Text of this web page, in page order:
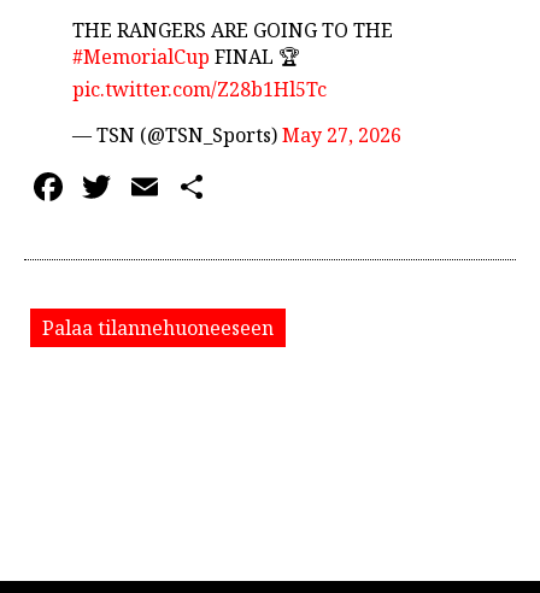
THE RANGERS ARE GOING TO THE
#MemorialCup FINAL 🏆
pic.twitter.com/Z28b1Hl5Tc
— TSN (@TSN_Sports)May 27, 2026
Facebook
Twitter
Email
Palaa tilannehuoneeseen